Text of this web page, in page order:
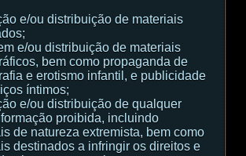
e/ou distribuição de materiais
e/ou distribuição de materiais
bem como propaganda de
e erotismo infantil, e publicidade
íntimos;
e/ou distribuição de qualquer
proibida, incluindo
de natureza extremista, bem como
destinados a infringir os direitos e